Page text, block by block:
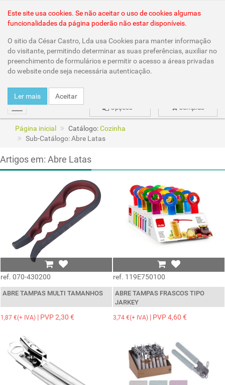
mudar Compras
Opções
Este site usa cookies. Se não aceitar o uso de cookies algumas
funcionalidades da página poderão não estar disponíveis.
O sitio da César Castro, Lda usa Cookies para manter informação
do visitante, permitindo determinar as suas preferências, auxiliar no
preenchimento de formulários e permitir o acesso a áreas privadas
do website onde seja necessária autenticação.
Ler mais Aceitar
Página inicial Catálogo:Cozinha
Sub-Catálogo: Abre Latas
Artigos em: Abre Latas
ref. 070-430200
ABRE TAMPAS MULTI TAMANHOS
1,87 €(+ IVA) | PVP 2,30 €
ref. 119E750100
ABRE TAMPAS FRASCOS TIPO
JARKEY
3,74 €(+ IVA) | PVP 4,60 €